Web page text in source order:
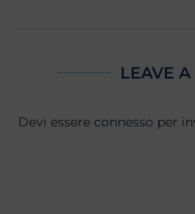
LEAVE
Devi essere connesso per